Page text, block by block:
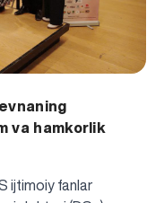
va hamkorlik
ijtimoiy fanlar